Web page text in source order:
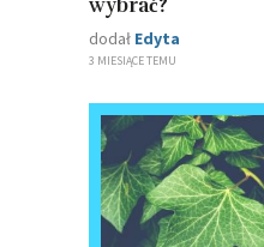
dodał Edyta
3 MIESIĄCE TEMU